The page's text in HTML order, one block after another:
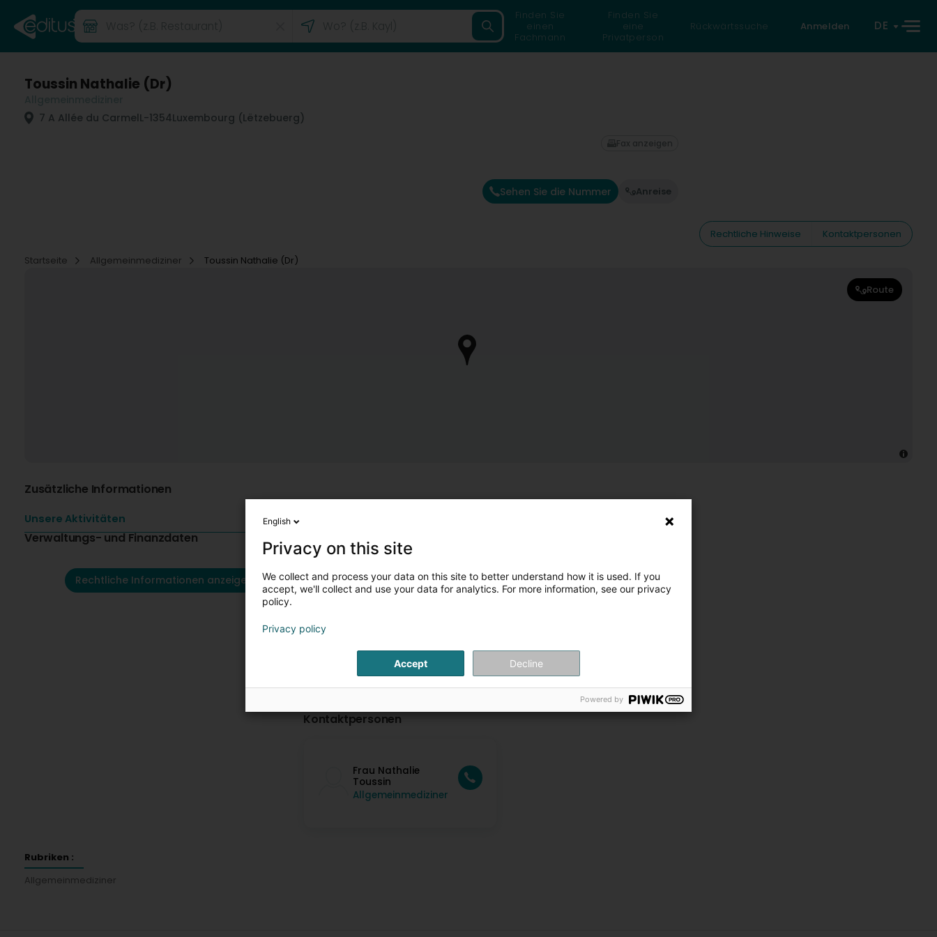
Finden Sie
einen
Fachmann
Finden Sie
eine
Privatperson
Rückwärtssuche Anmelden DE
Toussin Nathalie (Dr)
7 A Allée du CarmelL-1354Luxembourg (Lëtzebuerg)
Sehen Sie die Nummer Anreise
Fax anzeigen
Rechtliche Hinweise
Kontaktpersonen
Startseite
Allgemeinmediziner Toussin Nathalie (Dr)
Route
Zusätzliche Informationen
Unsere Aktivitäten
Verwaltungs- und Finanzdaten
Rechtliche Informationen anzeigen
Kontaktpersonen
Frau Nathalie
Toussin
Allgemeinmediziner
Rubriken :
Allgemeinmediziner
English
Privacy on this site
We collect and process your data on this site to better understand how it is used. If you
accept, we'll collect and use your data for analytics. For more information, see our privacy
policy.
Privacy policy
Accept Decline
Powered by